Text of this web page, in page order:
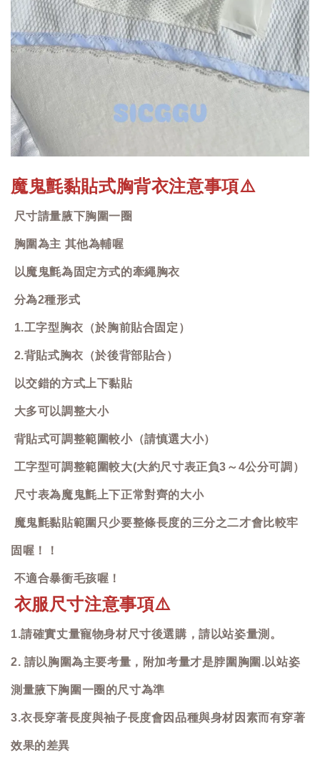
魔鬼氈黏貼式胸背衣注意事項⚠️
尺寸請量腋下胸圍一圈
胸圍為主 其他為輔喔
以魔鬼氈為固定方式的牽繩胸衣
分為2種形式
1.工字型胸衣（於胸前貼合固定）
2.背貼式胸衣（於後背部貼合）
以交錯的方式上下黏貼
大多可以調整大小
背貼式可調整範圍較小（請慎選大小）
工字型可調整範圍較大(大約尺寸表正負3～4公分可調）
尺寸表為魔鬼氈上下正常對齊的大小
魔鬼氈黏貼範圍只少要整條長度的三分之二才會比較牢
固喔！！
不適合暴衝毛孩喔！
衣服尺寸注意事項⚠️
1.請確實丈量寵物身材尺寸後選購，請以站姿量測。
2. 請以胸圍為主要考量，附加考量才是脖圍胸圍.以站姿
測量腋下胸圍一圈的尺寸為準
3.衣長穿著長度與袖子長度會因品種與身材因素而有穿著
效果的差異